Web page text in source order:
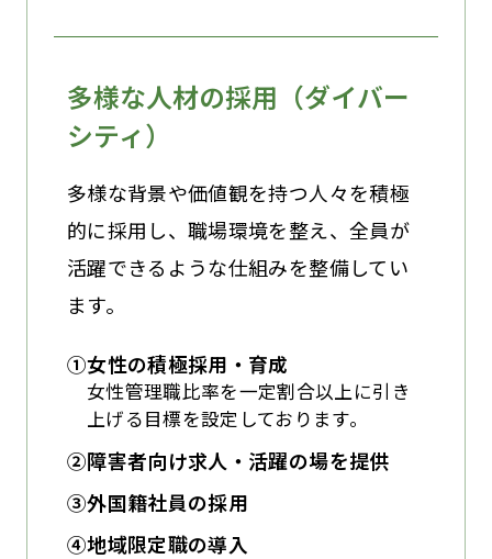
多様な人材の採用（ダイバー
シティ）
多様な背景や価値観を持つ人々を積極
的に採用し、職場環境を整え、全員が
活躍できるような仕組みを整備してい
ます。
①女性の積極採用・育成
女性管理職比率を一定割合以上に引き
上げる目標を設定しております。
②障害者向け求人・活躍の場を提供
③外国籍社員の採用
④地域限定職の導入